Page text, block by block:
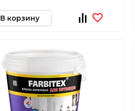
В корзину